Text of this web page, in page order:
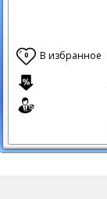
0 В избранное